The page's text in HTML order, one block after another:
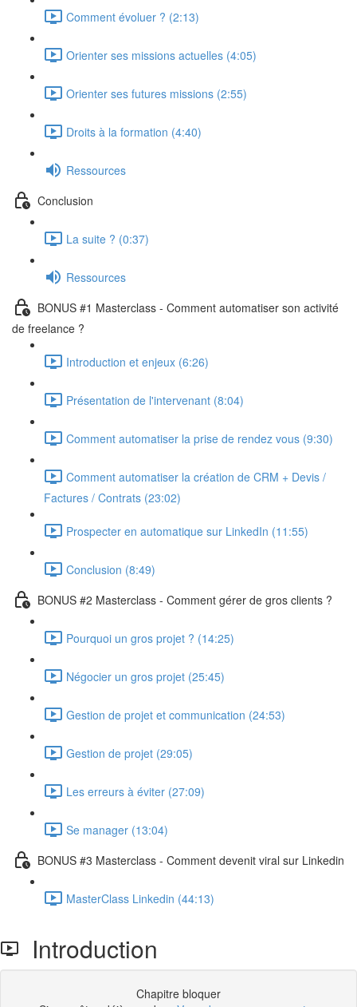
Comment évoluer ? (2:13)
Orienter ses missions actuelles (4:05)
Orienter ses futures missions (2:55)
Droits à la formation (4:40)
Ressources
Conclusion
La suite ? (0:37)
Ressources
BONUS #1 Masterclass - Comment automatiser son activité
de freelance ?
Introduction et enjeux (6:26)
Présentation de l'intervenant (8:04)
Comment automatiser la prise de rendez vous (9:30)
Comment automatiser la création de CRM + Devis /
Factures / Contrats (23:02)
Prospecter en automatique sur LinkedIn (11:55)
Conclusion (8:49)
BONUS #2 Masterclass - Comment gérer de gros clients ?
Pourquoi un gros projet ? (14:25)
Négocier un gros projet (25:45)
Gestion de projet et communication (24:53)
Gestion de projet (29:05)
Les erreurs à éviter (27:09)
Se manager (13:04)
BONUS #3 Masterclass - Comment devenit viral sur Linkedin
MasterClass Linkedin (44:13)
Introduction
Chapitre bloquer